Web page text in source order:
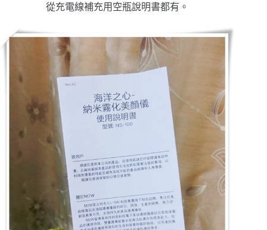
從充電線補充用空瓶說明書都有。